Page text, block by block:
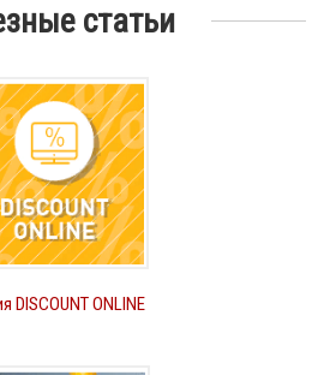
статьи
DISCOUNT ONLINE